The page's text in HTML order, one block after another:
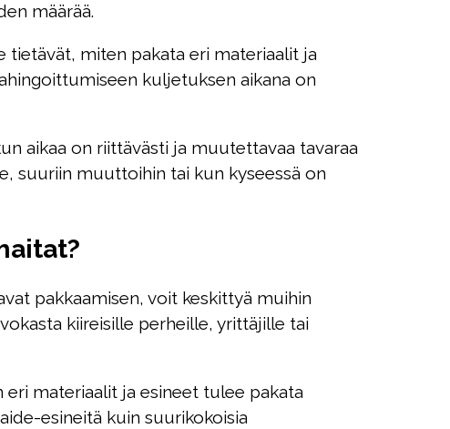
määrää.
miten pakata eri materiaalit ja
kuljetuksen aikana on
aikaa on riittävästi ja muutettavaa tavaraa
suuriin muuttoihin tai kun kyseessä on
pakkaamisen, voit keskittyä muihin
kiireisille perheille, yrittäjille tai
materiaalit ja esineet tulee pakata
esineitä kuin suurikokoisia